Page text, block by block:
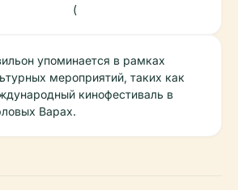
(
упоминается в рамках
мероприятий, таких как
кинофестиваль в
Варах.